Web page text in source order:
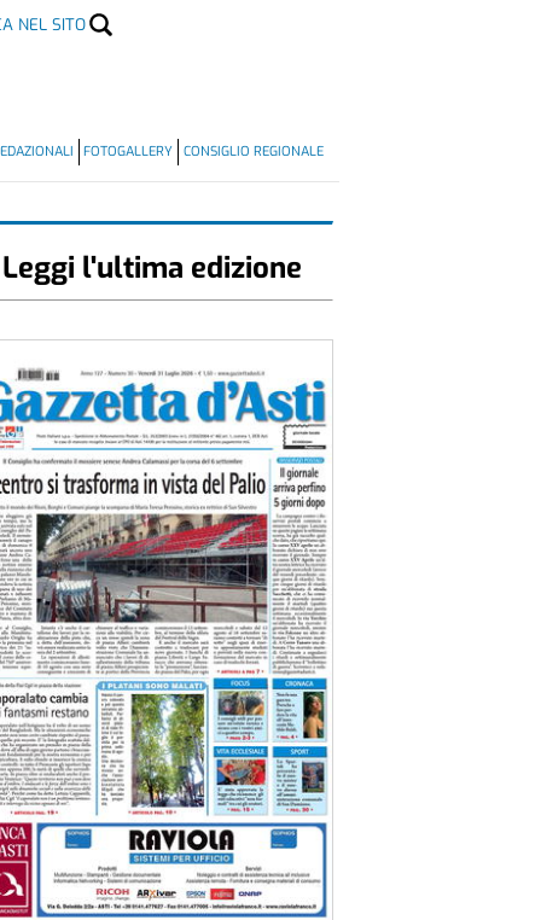
NEL SITO
FOTOGALLERY CONSIGLIO REGIONALE
Leggi l'ultima edizione